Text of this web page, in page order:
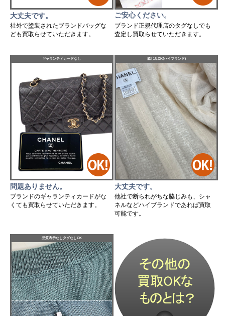
大丈夫です。
社外で塗装されたブランドバッグな
ども買取らせていただきます。
ご安心ください。
ブランド正規代理店のタグなしでも
査定し買取らせていただきます。
ギャランティカードなし
問題ありません。
ブランドのギャランティカードがな
くても買取らせていただきます。
脇じみOK(ハイブランド)
大丈夫です。
他社で断られがちな脇じみも、シャ
ネルなどハイブランドであれば買取
可能です。
品質表示なしタグなしOK